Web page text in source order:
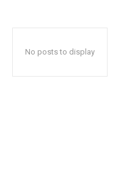
No posts to display